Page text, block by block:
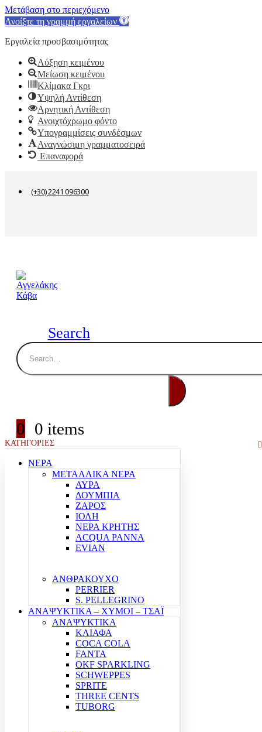
Μετάβαση στο περιεχόμενο
Ανοίξτε τη γραμμή εργαλείων
Εργαλεία προσβασιμότητας
Αύξηση κειμένου
Μείωση κειμένου
Κλίμακα Γκρι
Υψηλή Αντίθεση
Αρνητική Αντίθεση
Ανοιχτόχρωμο φόντο
Υπογραμμίσεις συνδέσμων
Αναγνώσιμη γραμματοσειρά
Επαναφορά
(+30) 2241 096300
Search
0 0 items
ΚΑΤΗΓΟΡΙΕΣ
ΝΕΡΑ
ΜΕΤΑΛΛΙΚΑ ΝΕΡΑ
ΑΥΡΑ
ΔΟΥΜΠΙΑ
ΖΑΡΟΣ
ΙΟΛΗ
ΝΕΡΑ ΚΡΗΤΗΣ
ACQUA PANNA
EVIAN
ΑΝΘΡΑΚΟΥΧΟ
PERRIER
S. PELLEGRINO
ΑΝΑΨΥΚΤΙΚΑ – ΧΥΜΟΙ – ΤΣΑΪ
ΑΝΑΨΥΚΤΙΚΑ
ΚΛΙΑΦΑ
COCA COLA
FANTA
OKF SPARKLING
SCHWEPPES
SPRITE
THREE CENTS
TUBORG